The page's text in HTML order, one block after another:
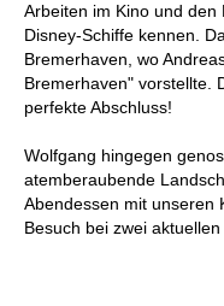
Arbeiten im Kino und
Disney-Schiffe kennen.
Bremerhaven, wo
Bremerhaven" vorstellte.
perfekte Abschluss!
Wolfgang hingegen
atemberaubende
Abendessen mit unseren
Besuch bei zwei